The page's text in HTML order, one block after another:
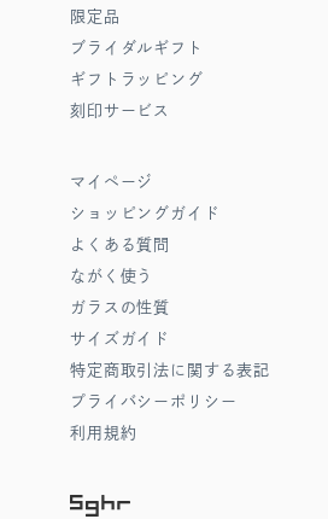
限定品
ブライダルギフト
ギフトラッピング
刻印サービス
マイページ
ショッピングガイド
よくある質問
ながく使う
ガラスの性質
サイズガイド
特定商取引法に関する表記
プライバシーポリシー
利用規約